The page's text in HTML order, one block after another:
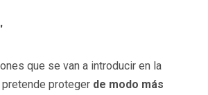
que se van a introducir en la
pretende proteger de modo más